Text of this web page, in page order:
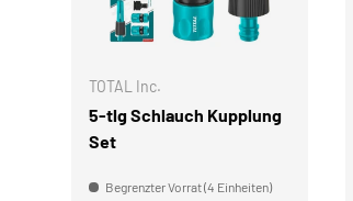
TOTAL Inc.
5-tlg Schlauch Kupplung
Set
Begrenzter Vorrat (4 Einheiten)
IN DEN